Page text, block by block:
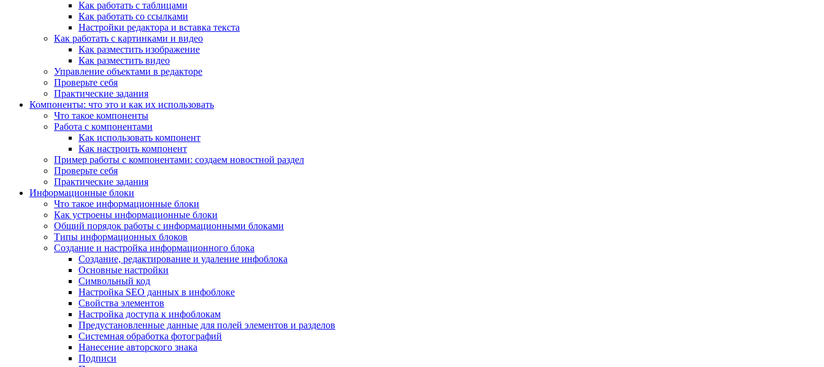
Как работать с таблицами
Как работать со ссылками
Настройки редактора и вставка текста
Как работать с картинками и видео
Как разместить изображение
Как разместить видео
Управление объектами в редакторе
Проверьте себя
Практические задания
Компоненты: что это и как их использовать
Что такое компоненты
Работа с компонентами
Как использовать компонент
Как настроить компонент
Пример работы с компонентами: создаем новостной раздел
Проверьте себя
Практические задания
Информационные блоки
Что такое информационные блоки
Как устроены информационные блоки
Общий порядок работы с информационными блоками
Типы информационных блоков
Создание и настройка информационного блока
Создание, редактирование и удаление инфоблока
Основные настройки
Символьный код
Настройка SEO данных в инфоблоке
Свойства элементов
Настройка доступа к инфоблокам
Предустановленные данные для полей элементов и разделов
Системная обработка фотографий
Нанесение авторского знака
Подписи